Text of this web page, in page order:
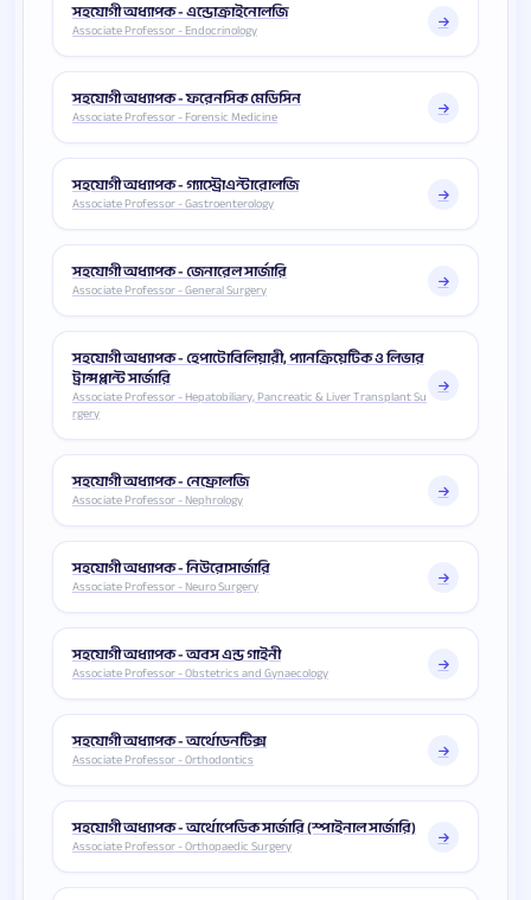
সহযোগী অধ্যাপক - এন্ডোক্রাইনোলজি
Associate Professor - Endocrinology
সহযোগী অধ্যাপক - ফরেনসিক মেডিসিন
Associate Professor - Forensic Medicine
সহযোগী অধ্যাপক - গ্যাস্ট্রোএন্টারোলজি
Associate Professor - Gastroenterology
সহযোগী অধ্যাপক - জেনারেল সার্জারি
Associate Professor - General Surgery
সহযোগী অধ্যাপক - হেপাটোবিলিয়ারী, প্যানক্রিয়েটিক ও লিভার
ট্রান্সপ্লান্ট সার্জারি
Associate Professor - Hepatobiliary, Pancreatic & Liver Transplant Su
rgery
সহযোগী অধ্যাপক - নেফ্রোলজি
Associate Professor - Nephrology
সহযোগী অধ্যাপক - নিউরোসার্জারি
Associate Professor - Neuro Surgery
সহযোগী অধ্যাপক - অবস এন্ড গাইনী
Associate Professor - Obstetrics and Gynaecology
সহযোগী অধ্যাপক - অর্থোডনটিক্স
Associate Professor - Orthodontics
সহযোগী অধ্যাপক - অর্থোপেডিক সার্জারি (স্পাইনাল সার্জারি)
Associate Professor - Orthopaedic Surgery